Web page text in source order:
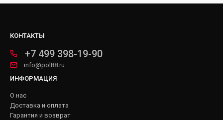
КОНТАКТЫ
+7 499 398-19-90
info@pol88.ru
ИНФОРМАЦИЯ
О нас
Доставка и оплата
Гарантия и возврат